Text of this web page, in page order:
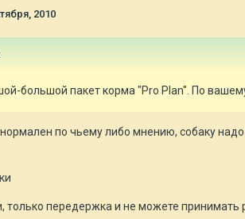
2010
большой пакет корма "Pro Plan". По
по чьему либо мнению, собаку
только передержка и не можете принимать